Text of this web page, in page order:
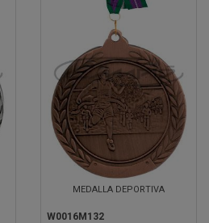
MEDALLA DEPORTIVA
W0016M132